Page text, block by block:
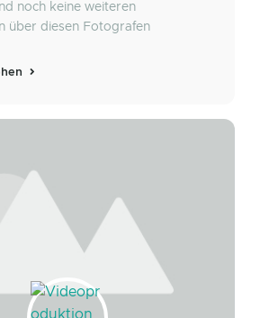
noch keine weiteren
über diesen Fotografen